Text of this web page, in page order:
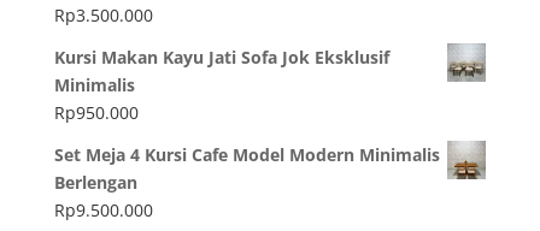
Rp3.500.000
Kursi Makan Kayu Jati Sofa Jok Eksklusif
Minimalis
Rp950.000
Set Meja 4 Kursi Cafe Model Modern Minimalis
Berlengan
Rp9.500.000